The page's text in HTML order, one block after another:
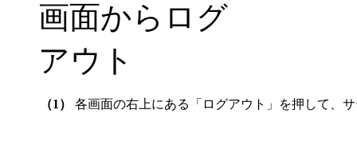
（1） 各画面の右上にある「ログアウト」を押して、